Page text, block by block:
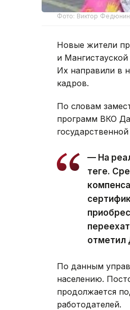
Фото: Виктор
Новые жители
и
Их направили в
кадров.
По словам
программ ВКО
— На
теңге.
отметил
По данным
населению.
продолжается
работодателей.